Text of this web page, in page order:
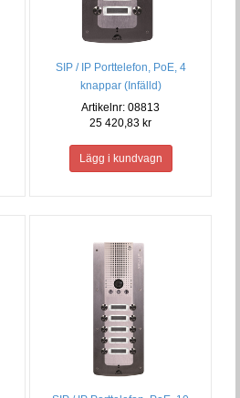
SIP / IP Porttelefon, PoE, 4
knappar (Infälld)
Artikelnr: 08813
25 420,83 kr